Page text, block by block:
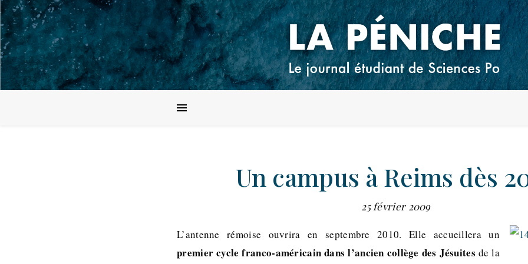
Un campus à Reims dès
25 février 2009
L’antenne rémoise ouvrira en septembre 2010. Elle accueillera un
premier cycle franco-américain dans l’ancien collège des Jésuites de la